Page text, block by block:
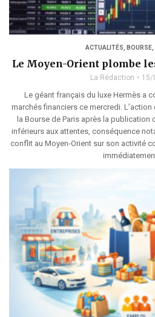
ACTUALITÉS BOURSE
Le Moyen-Orient plombe
La Rédaction 15/
Le géant français du luxe Hermès a
marchés financiers ce mercredi.
la Bourse de Paris après la
inférieurs aux attentes, conséquence
conflit au Moyen-Orient sur son activité